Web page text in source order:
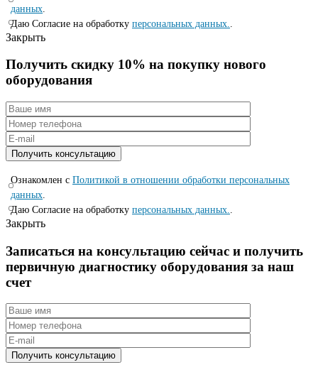
данных
Даю Согласие на обработку персональных данных.
Закрыть
Получить скидку 10% на покупку нового
оборудования
Ознакомлен с Политикой в отношении обработки персональных
данных
Даю Согласие на обработку персональных данных.
Закрыть
Записаться на консyльтацию сейчас и полyчить
первичную диагностикy оборyдования за наш
счет